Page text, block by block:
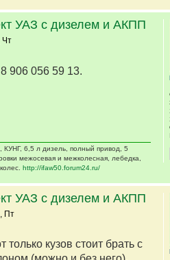
УАЗ с дизелем и АКПП
Чт
906 056 59 13.
КУНГ, 6,5 л дизель, полный привод, 5
межосевая и межколесная, лебедка,
http://ifaw50.forum24.ru/
УАЗ с дизелем и АКПП
Пт
кузов стоит брать с